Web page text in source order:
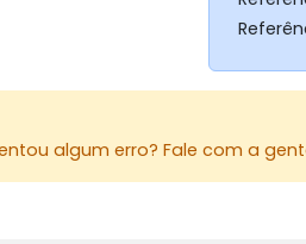
algum erro? Fale com a